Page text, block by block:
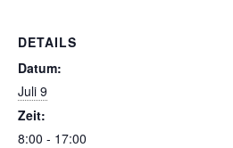
DETAILS
Datum:
Juli 9
Zeit:
8:00 - 17:00